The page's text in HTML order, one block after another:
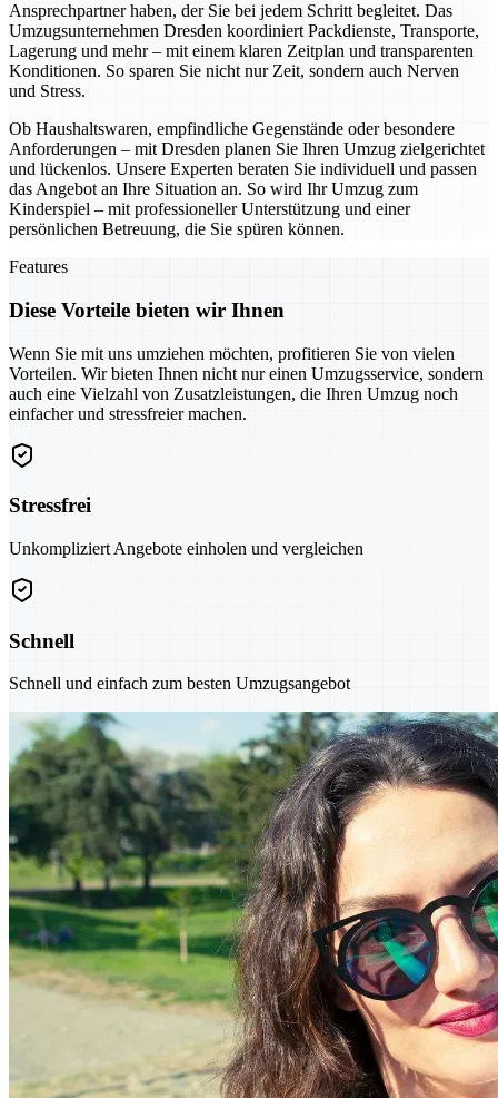
Ansprechpartner haben, der Sie bei jedem Schritt begleitet. Das
Umzugsunternehmen Dresden koordiniert Packdienste, Transporte,
Lagerung und mehr – mit einem klaren Zeitplan und transparenten
Konditionen. So sparen Sie nicht nur Zeit, sondern auch Nerven
und Stress.
Ob Haushaltswaren, empfindliche Gegenstände oder besondere
Anforderungen – mit Dresden planen Sie Ihren Umzug zielgerichtet
und lückenlos. Unsere Experten beraten Sie individuell und passen
das Angebot an Ihre Situation an. So wird Ihr Umzug zum
Kinderspiel – mit professioneller Unterstützung und einer
persönlichen Betreuung, die Sie spüren können.
Features
Diese Vorteile bieten wir Ihnen
Wenn Sie mit uns umziehen möchten, profitieren Sie von vielen
Vorteilen. Wir bieten Ihnen nicht nur einen Umzugsservice, sondern
auch eine Vielzahl von Zusatzleistungen, die Ihren Umzug noch
einfacher und stressfreier machen.
Stressfrei
Unkompliziert Angebote einholen und vergleichen
Schnell
Schnell und einfach zum besten Umzugsangebot